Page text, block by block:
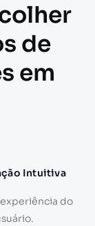
de
em
Intuitiva
do